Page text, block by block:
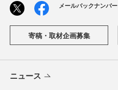
メールバックナンバー
寄稿・取材企画募集
ニュース